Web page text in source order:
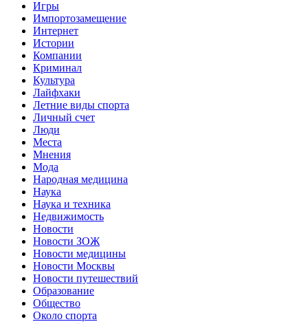
Игры
Импортозамещение
Интернет
Истории
Компании
Криминал
Культура
Лайфхаки
Летние виды спорта
Личный счет
Люди
Места
Мнения
Мода
Народная медицина
Наука
Наука и техника
Недвижимость
Новости
Новости ЗОЖ
Новости медицины
Новости Москвы
Новости путешествий
Образование
Общество
Около спорта